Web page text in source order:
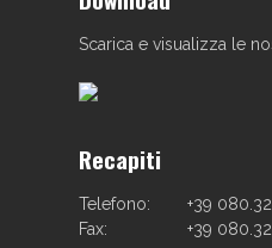
Scarica e visualizza le
Recapiti
Telefono:
+39
Fax:
+39